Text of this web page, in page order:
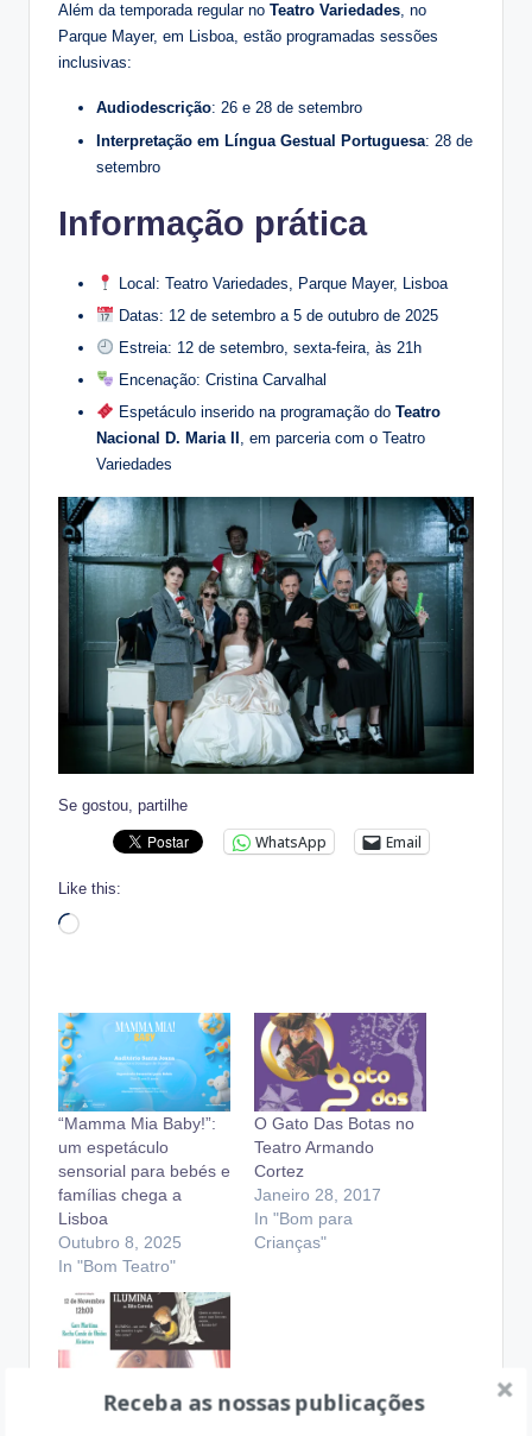
Além da temporada regular no Teatro Variedades, no
Parque Mayer, em Lisboa, estão programadas sessões
inclusivas:
Audiodescrição: 26 e 28 de setembro
Interpretação em Língua Gestual Portuguesa: 28 de
setembro
Informação prática
Local: Teatro Variedades, Parque Mayer, Lisboa
Datas: 12 de setembro a 5 de outubro de 2025
Estreia: 12 de setembro, sexta-feira, às 21h
Encenação: Cristina Carvalhal
Espetáculo inserido na programação do Teatro
Nacional D. Maria II , em parceria com o Teatro
Variedades
Se gostou, partilhe
WhatsApp Email
Like this:
Loading…
“Mamma Mia Baby!”:
um espetáculo
sensorial para bebés e
famílias chega a
Lisboa
Outubro 8, 2025
In "Bom Teatro"
O Gato Das Botas no
Teatro Armando
Cortez
Janeiro 28, 2017
In "Bom para
Crianças"
Fim de Semana com
Receba as nossas publicações